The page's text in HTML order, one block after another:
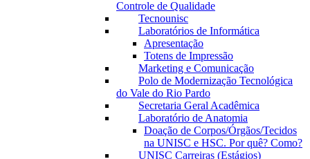
Controle de Qualidade
Tecnounisc
Laboratórios de Informática
Apresentação
Totens de Impressão
Marketing e Comunicação
Polo de Modernização Tecnológica
do Vale do Rio Pardo
Secretaria Geral Acadêmica
Laboratório de Anatomia
Doação de Corpos/Órgãos/Tecidos
na UNISC e HSC. Por quê? Como?
UNISC Carreiras (Estágios)